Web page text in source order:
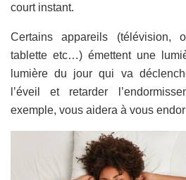
court instant.
Certains appareils (télévision,
tablette etc…) émettent une
lumière du jour qui va
l’éveil et retarder
exemple, vous aidera à vous